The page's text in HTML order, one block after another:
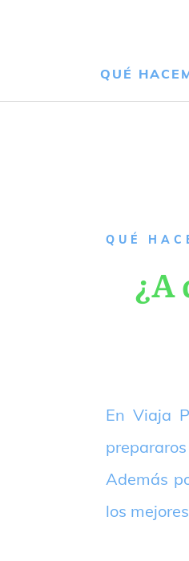
QUÉ
QUÉ
¿A
En Viaja
Además
los